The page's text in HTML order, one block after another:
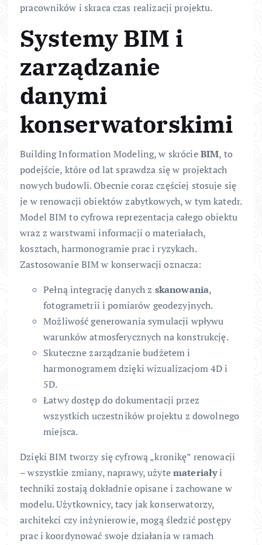
pracowników i skraca czas realizacji projektu.
Systemy BIM i
zarządzanie
danymi
konserwatorskimi
Building Information Modeling, w skrócieBIM, to
podejście, które od lat sprawdza się w projektach
nowych budowli. Obecnie coraz częściej stosuje się
je w renowacji obiektów zabytkowych, w tym katedr.
Model BIM to cyfrowa reprezentacja całego obiektu
wraz z warstwami informacji o materiałach,
kosztach, harmonogramie prac i ryzykach.
Zastosowanie BIM w konserwacji oznacza:
Pełną integrację danych z skanowania,
fotogrametrii i pomiarów geodezyjnych.
Możliwość generowania symulacji wpływu
warunków atmosferycznych na konstrukcję.
Skuteczne zarządzanie budżetem i
harmonogramem dzięki wizualizacjom 4D i
5D.
Łatwy dostęp do dokumentacji przez
wszystkich uczestników projektu z dowolnego
miejsca.
Dzięki BIM tworzy się cyfrową „kronikę” renowacji
– wszystkie zmiany, naprawy, użytemateriałyi
techniki zostają dokładnie opisane i zachowane w
modelu. Użytkownicy, tacy jak konserwatorzy,
architekci czy inżynierowie, mogą śledzić postępy
prac i koordynować swoje działania w ramach